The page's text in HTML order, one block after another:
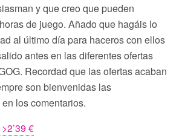
y que creo que pueden
de juego. Añado que hagáis lo
al último día para haceros con ellos
antes en las diferentes ofertas
Recordad que las ofertas acaban
son bienvenidas las
los comentarios.
€